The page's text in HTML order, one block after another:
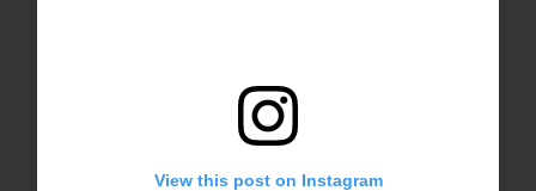
View this post on Instagram